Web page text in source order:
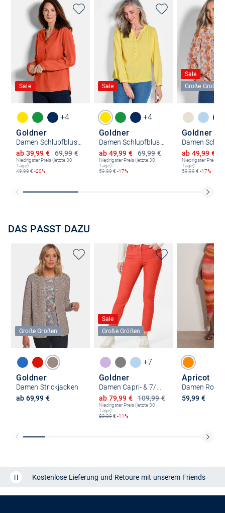
Sale
+4
Goldner
Damen Schlupfblusen - Kurzgröße
69,99 €
Ermäßigter Preis
ab 39,99 €
Niedrigster Preis (letzte 30
Tage):
49,99€ -20%
Sale
+4
Goldner
69,99 €
Ermäßigter Preis
ab 49,99 €
Niedrigster Preis (letzte 30
Tage):
59,99€ -17%
Sale
Große Größen
Goldner
Ermäßigter
ab 49,99 €
Niedrigster Preis
Tage):
59,99€ -17%
DAS PASST DAZU
Große Größen
Goldner
Damen Strickjacken
ab 69,99 €
Sale
Große Größen
+7
Goldner
Damen Capri- & 7/8-Hosen
109,99 €
Ermäßigter Preis
ab 79,99 €
Niedrigster Preis (letzte 30
Tage):
89,99€ -11%
Apricot
Damen Rock
59,99 €
Kostenlose Lieferung und Retoure mit unserem Friends
CLUB